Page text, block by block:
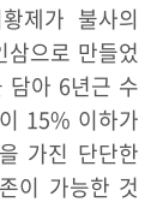
제가 불사의
으로 만들었
담아 6년근 수
15% 이하가
가진 단단한
이 가능한 것